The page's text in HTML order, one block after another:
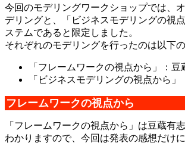
今回のモデリングワークショップでは、
デリングと、「ビジネスモデリングの視
ステムであると限定しました。
それぞれのモデリングを行ったのは以下の
「フレームワークの視点から」：豆
「ビジネスモデリングの視点から
フレームワークの視点から
「フレームワークの視点から」は豆蔵
わかりますので、今回は発表の感想だけ